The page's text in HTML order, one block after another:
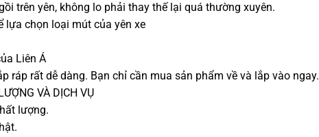
trên yên, không lo phải thay thế lại quá thường xuyên.
lựa chọn loại mút của yên xe
Liên Á
ráp rất dễ dàng. Bạn chỉ cần mua sản phẩm về và lắp vào ngay.
VÀ DỊCH VỤ
lượng.